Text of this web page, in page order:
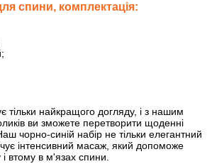
спини, комплектація:
тільки найкращого догляду, і з нашим
ви зможете перетворити щоденні
чорно-синій набір не тільки елегантний
інтенсивний масаж, який допоможе
втому в м'язах спини.